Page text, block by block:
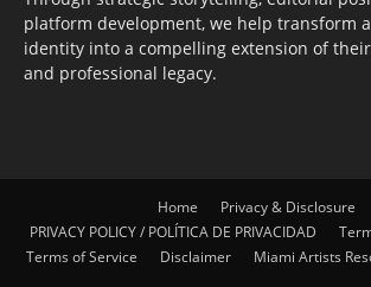
platform development, we help transform
identity into a compelling extension of
and professional legacy.
Home
Privacy & Disclosure
PRIVACY POLICY / POLÍTICA DE PRIVACIDAD
Terms of Service
Disclaimer Miami Artists